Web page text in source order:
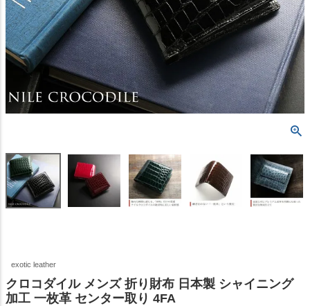
exotic leather
クロコダイル メンズ 折り財布 日本製 シャイニング
加工 一枚革 センター取り 4FA